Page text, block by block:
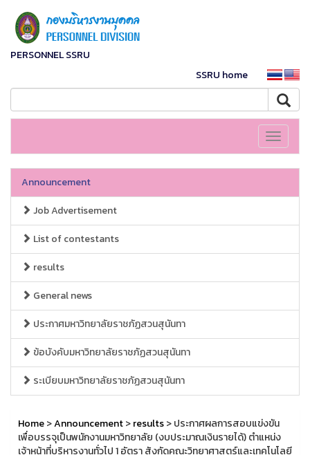
PERSONNEL SSRU
SSRU home
Toggle
Announcement
Job Advertisement
List of contestants
results
General news
ประกาศมหาวิทยาลัยราชภัฏสวนสุนันทา
ข้อบังคับมหาวิทยาลัยราชภัฏสวนสุนันทา
ระเบียบมหาวิทยาลัยราชภัฏสวนสุนันทา
Home>Announcement>results> ประกาศผลการสอบแข่งขัน
เพื่อบรรจุเป็นพนักงานมหาวิทยาลัย (งบประมาณเงินรายได้) ตำแหน่ง
เจ้าหน้าที่บริหารงานทั่วไป 1 อัตรา สังกัดคณะวิทยาศาสตร์และเทคโนโลยี